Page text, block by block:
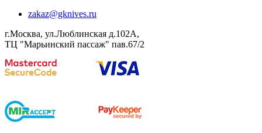
zakaz@gknives.ru
г.Москва, ул.Люблинская д.102А,
ТЦ "Марьинский пассаж" пав.67/2